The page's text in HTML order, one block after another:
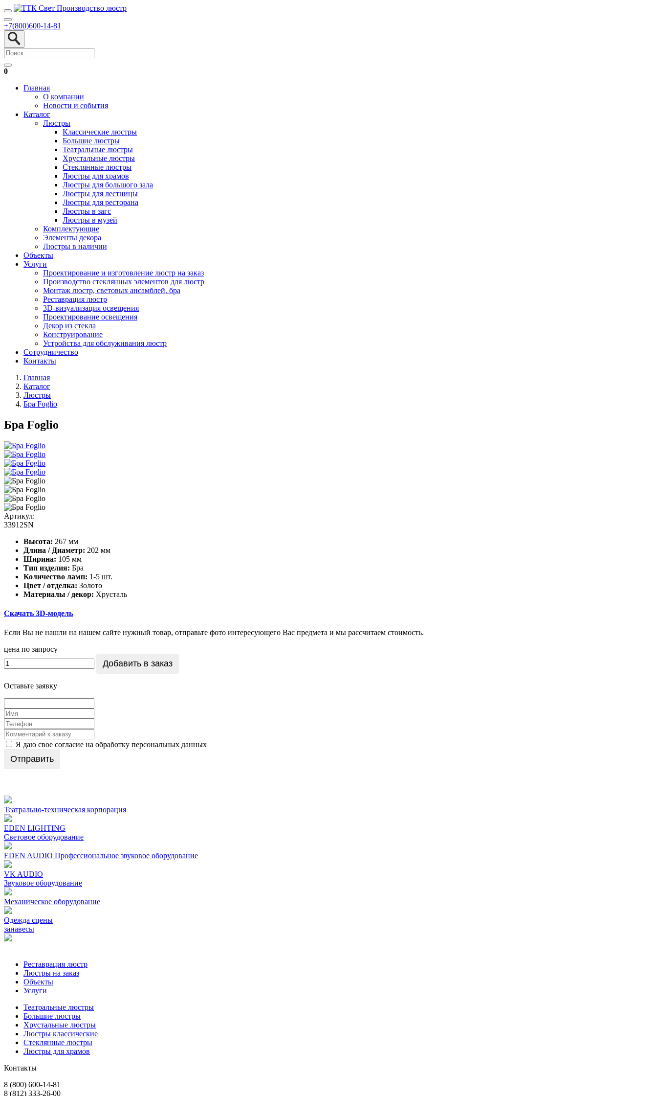
+7(800)600-14-81
0
Главная
О компании
Новости и события
Каталог
Люстры
Классические люстры
Большие люстры
Театральные люстры
Хрустальные люстры
Стеклянные люстры
Люстры для храмов
Люстры для большого зала
Люстры для лестницы
Люстры для ресторана
Люстры в загс
Люстры в музей
Комплектующие
Элементы декора
Люстры в наличии
Объекты
Услуги
Проектирование и изготовление люстр на заказ
Производство стеклянных элементов для люстр
Монтаж люстр, световых ансамблей, бра
Реставрация люстр
3D-визуализация освещения
Проектирование освещения
Декор из стекла
Конструирование
Устройства для обслуживания люстр
Сотрудничество
Контакты
Главная
Каталог
Люстры
Бра Foglio
Бра Foglio
Артикул:
33912SN
Высота: 267 мм
Длина / Диаметр: 202 мм
Ширина: 105 мм
Тип изделия: Бра
Количество ламп: 1-5 шт.
Цвет / отделка: Золото
Материалы / декор: Хрусталь
Скачать 3D-модель
Если Вы не нашли на нашем сайте нужный товар, отправьте фото интересующего Вас предмета и мы рассчитаем стоимость.
цена по запросу
Добавить в заказ
Оставьте заявку
Я даю свое согласие на обработку персональных данных
Отправить
Театрально-техническая корпорация
EDEN LIGHTING
Световое оборудование
EDEN AUDIO Профеcсиональное звуковое оборудование
VK AUDIO
Звуковое оборудование
Механическое oборудование
Одежда сцены
занавесы
Реставрация люстр
Люстры на заказ
Объекты
Услуги
Театральные люстры
Большие люстры
Хрустальные люстры
Люстры классические
Стеклянные люстры
Люстры для храмов
Контакты
8 (800) 600-14-81
8 (812) 333-26-00